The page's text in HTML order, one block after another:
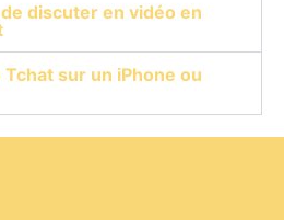
discuter en vidéo en
sur un iPhone ou